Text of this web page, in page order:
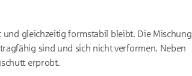
und gleichzeitig formstabil bleibt. Die Mischung
sind und sich nicht verformen. Neben
erprobt.